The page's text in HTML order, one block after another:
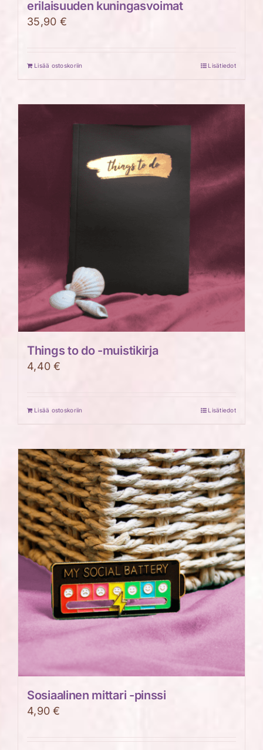
erilaisuuden kuningasvoimat
35,90 €
Lisää ostoskoriin Lisätiedot
Things to do -muistikirja
4,40€
Lisää ostoskoriin Lisätiedot
Sosiaalinen mittari -pinssi
4,90€